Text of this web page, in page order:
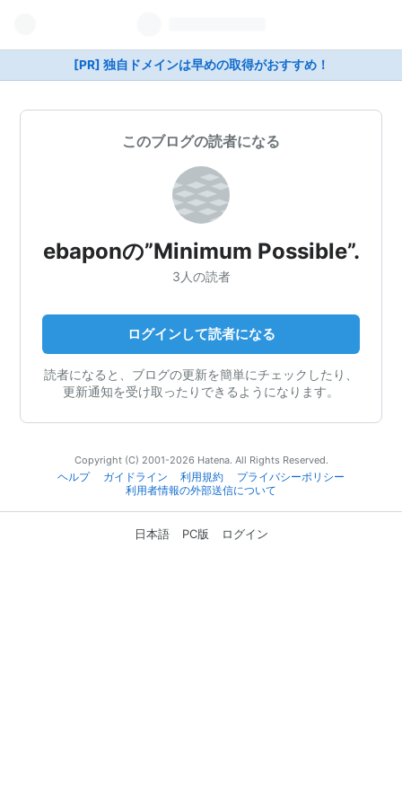
[PR] 独自ドメインは早めの取得がおすすめ！
このブログの読者になる
ebaponの”Minimum Possible”.
3人の読者
ログインして読者になる
読者になると、ブログの更新を簡単にチェックしたり、
更新通知を受け取ったりできるようになります。
Copyright (C) 2001-2026 Hatena. All Rights Reserved.
ヘルプ
ガイドライン 利用規約
プライバシーポリシー
利用者情報の外部送信について
日本語 PC版 ログイン